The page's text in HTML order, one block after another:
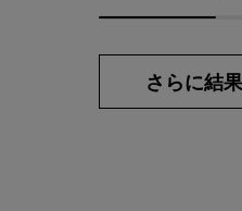
さらに結